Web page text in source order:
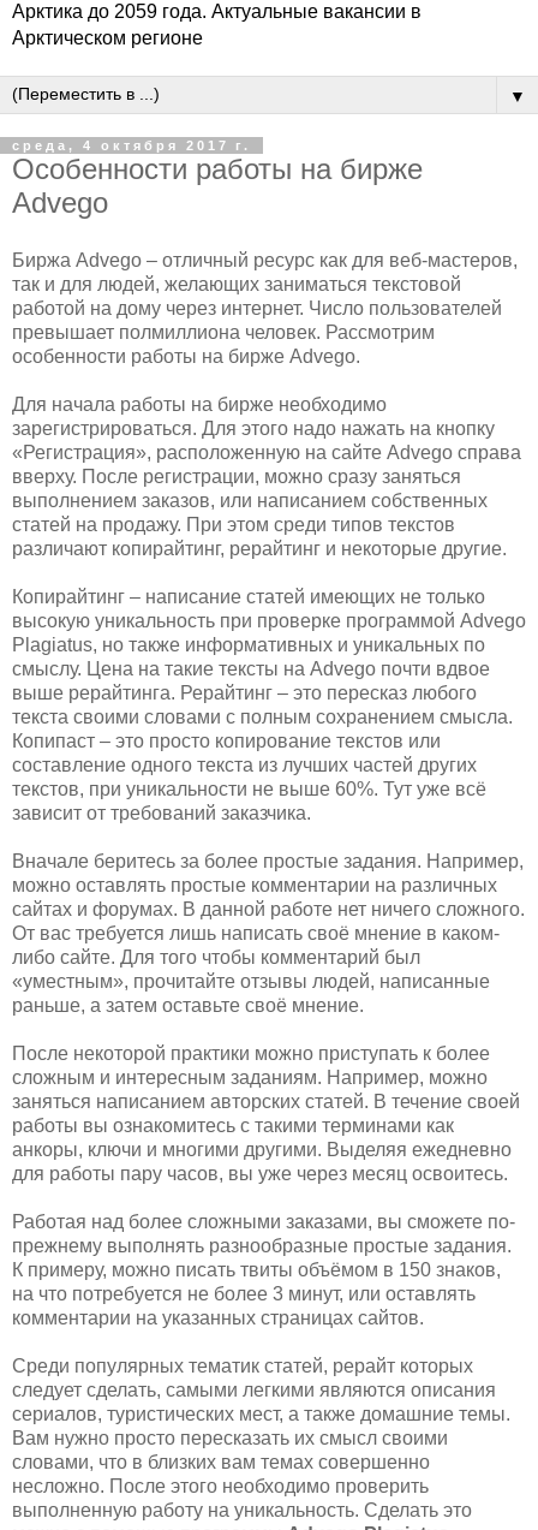
Арктика до 2059 года. Актуальные вакансии в
Арктическом регионе
▼
среда, 4 октября 2017 г.
Особенности работы на бирже
Advego
Биржа Advego – отличный ресурс как для веб-мастеров,
так и для людей, желающих заниматься текстовой
работой на дому через интернет. Число пользователей
превышает полмиллиона человек. Рассмотрим
особенности работы на бирже Advego.
Для начала работы на бирже необходимо
зарегистрироваться. Для этого надо нажать на кнопку
«Регистрация», расположенную на сайте Advego справа
вверху. После регистрации, можно сразу заняться
выполнением заказов, или написанием собственных
статей на продажу. При этом среди типов текстов
различают копирайтинг, рерайтинг и некоторые другие.
Копирайтинг – написание статей имеющих не только
высокую уникальность при проверке программой Advego
Plagiatus, но также информативных и уникальных по
смыслу. Цена на такие тексты на Advego почти вдвое
выше рерайтинга. Рерайтинг – это пересказ любого
текста своими словами с полным сохранением смысла.
Копипаст – это просто копирование текстов или
составление одного текста из лучших частей других
текстов, при уникальности не выше 60%. Тут уже всё
зависит от требований заказчика.
Вначале беритесь за более простые задания. Например,
можно оставлять простые комментарии на различных
сайтах и форумах. В данной работе нет ничего сложного.
От вас требуется лишь написать своё мнение в каком-
либо сайте. Для того чтобы комментарий был
«уместным», прочитайте отзывы людей, написанные
раньше, а затем оставьте своё мнение.
После некоторой практики можно приступать к более
сложным и интересным заданиям. Например, можно
заняться написанием авторских статей. В течение своей
работы вы ознакомитесь с такими терминами как
анкоры, ключи и многими другими. Выделяя ежедневно
для работы пару часов, вы уже через месяц освоитесь.
Работая над более сложными заказами, вы сможете по-
прежнему выполнять разнообразные простые задания.
К примеру, можно писать твиты объёмом в 150 знаков,
на что потребуется не более 3 минут, или оставлять
комментарии на указанных страницах сайтов.
Среди популярных тематик статей, рерайт которых
следует сделать, самыми легкими являются описания
сериалов, туристических мест, а также домашние темы.
Вам нужно просто пересказать их смысл своими
словами, что в близких вам темах совершенно
несложно. После этого необходимо проверить
выполненную работу на уникальность. Сделать это